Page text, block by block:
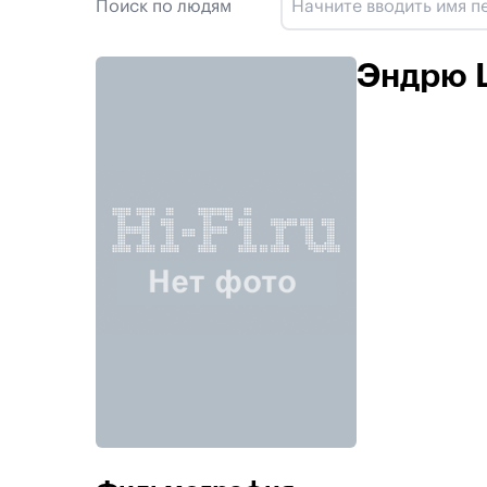
Поиск по людям
Эндрю